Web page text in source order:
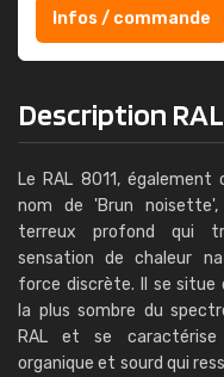
Infos / commande
Description
Le RAL 8011, également
nom de 'Brun
terreux profond qui
sensation de chaleur
force discrète. Il se situe
la plus sombre du
RAL et se
organique et sourd qui